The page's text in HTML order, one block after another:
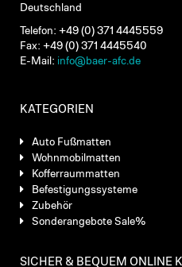
Deutschland
Telefon: +49 (0) 371 4445559
Fax: +49 (0) 371 4445540
E-Mail: info@baer-afc.de
KATEGORIEN
Auto Fußmatten
Wohnmobilmatten
Kofferraummatten
Befestigungssysteme
Zubehör
Sonderangebote Sale%
SICHER & BEQUEM ONLINE